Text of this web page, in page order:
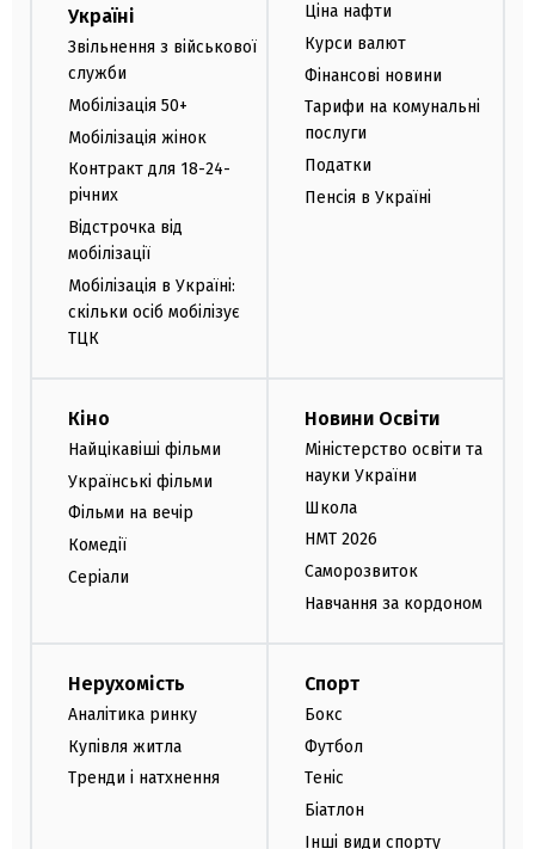
Україні
Звільнення з військової
служби
Мобілізація 50+
Мобілізація жінок
Контракт для 18-24-
річних
Відстрочка від
мобілізації
Мобілізація в Україні:
скільки осіб мобілізує
ТЦК
Ціна нафти
Курси валют
Фінансові новини
Тарифи на комунальні
послуги
Податки
Пенсія в Україні
Кіно
Найцікавіші фільми
Українські фільми
Фільми на вечір
Комедії
Серіали
Новини Освіти
Міністерство освіти та
науки України
Школа
НМТ 2026
Саморозвиток
Навчання за кордоном
Нерухомість
Аналітика ринку
Купівля житла
Тренди і натхнення
Спорт
Бокс
Футбол
Теніс
Біатлон
Інші види спорту